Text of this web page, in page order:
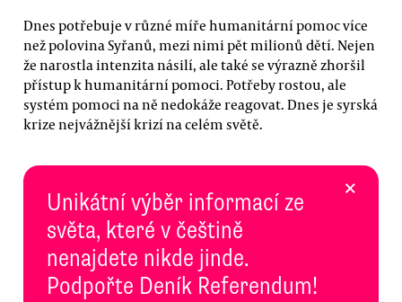
Dnes potřebuje v různé míře humanitární pomoc více
než polovina Syřanů, mezi nimi pět milionů dětí. Nejen
že narostla intenzita násilí, ale také se výrazně zhoršil
přístup k humanitární pomoci. Potřeby rostou, ale
systém pomoci na ně nedokáže reagovat. Dnes je syrská
krize nejvážnější krizí na celém světě.
Unikátní výběr informací ze
světa, které v češtině
nenajdete nikde jinde.
Podpořte Deník Referendum!
×